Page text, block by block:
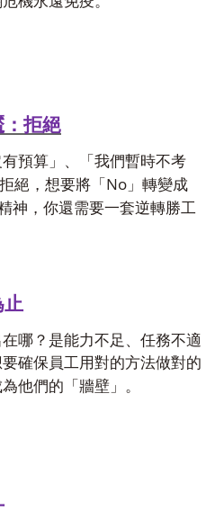
拒絕
有預算」、「我們暫時不考
絕，想要將「 No 」轉變成
神，你還需要一套逆轉勝工
止
哪？是能力不足、任務不適
確保員工用對的方法做對的
他們的「牆壁」。